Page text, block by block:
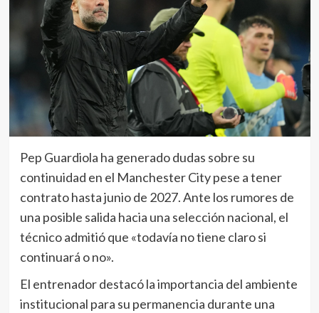
Pep Guardiola ha generado dudas sobre su
continuidad en el Manchester City pese a tener
contrato hasta junio de 2027. Ante los rumores de
una posible salida hacia una selección nacional, el
técnico admitió que «todavía no tiene claro si
continuará o no».
El entrenador destacó la importancia del ambiente
institucional para su permanencia durante una